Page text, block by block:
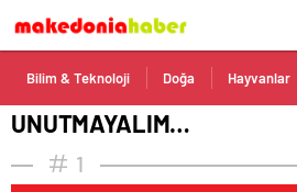
Bilim & Teknoloji Doğa Hayvanlar
UNUTMAYALIM…
1